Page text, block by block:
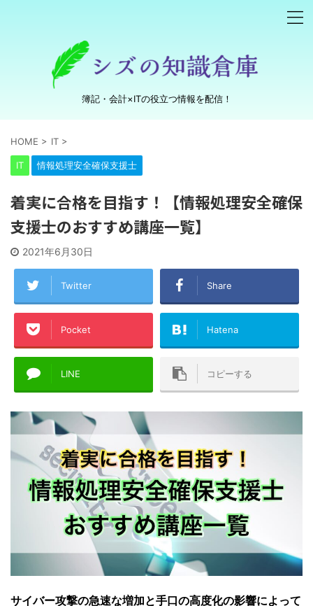
簿記・会計×ITの役立つ情報を配信！
HOME > IT >
IT 情報処理安全確保支援士
着実に合格を目指す！【情報処理安全確保
支援士のおすすめ講座一覧】
2021年6月30日
Twitter Share
Pocket Hatena
LINE コピーする
サイバー攻撃の急速な増加と手口の高度化の影響によって